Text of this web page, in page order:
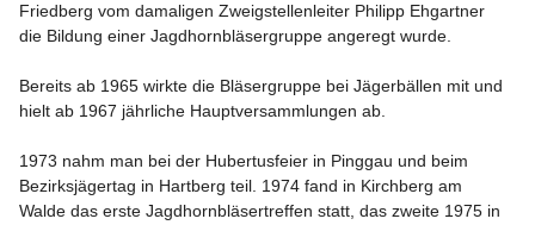
Friedberg vom damaligen Zweigstellenleiter Philipp Ehgartner
die Bildung einer Jagdhornbläsergruppe angeregt wurde.
Bereits ab 1965 wirkte die Bläsergruppe bei Jägerbällen mit und
hielt ab 1967 jährliche Hauptversammlungen ab.
1973 nahm man bei der Hubertusfeier in Pinggau und beim
Bezirksjägertag in Hartberg teil. 1974 fand in Kirchberg am
Walde das erste Jagdhornbläsertreffen statt, das zweite 1975 in